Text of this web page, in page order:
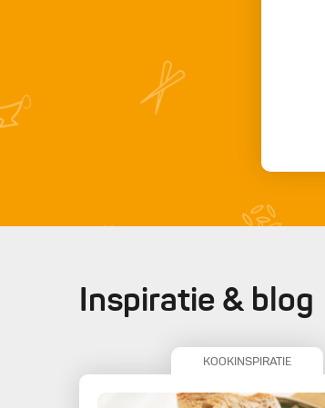
Inspiratie & blog
KOOKINSPIRATIE